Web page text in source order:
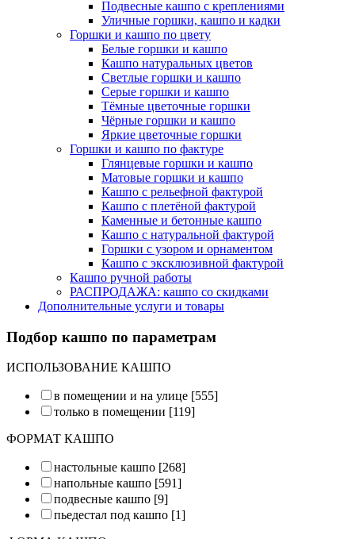
Подвесные кашпо с креплениями
Уличные горшки, кашпо и кадки
Горшки и кашпо по цвету
Белые горшки и кашпо
Кашпо натуральных цветов
Светлые горшки и кашпо
Серые горшки и кашпо
Тёмные цветочные горшки
Чёрные горшки и кашпо
Яркие цветочные горшки
Горшки и кашпо по фактуре
Глянцевые горшки и кашпо
Матовые горшки и кашпо
Кашпо с рельефной фактурой
Кашпо с плетёной фактурой
Каменные и бетонные кашпо
Кашпо с натуральной фактурой
Горшки с узором и орнаментом
Кашпо с эксклюзивной фактурой
Кашпо ручной работы
РАСПРОДАЖА: кашпо со скидками
Дополнительные услуги и товары
Подбор кашпо по параметрам
ИСПОЛЬЗОВАНИЕ КАШПО
в помещении и на улице [555]
только в помещении [119]
ФОРМАТ КАШПО
настольные кашпо [268]
напольные кашпо [591]
подвесные кашпо [9]
пьедестал под кашпо [1]